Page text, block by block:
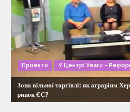
Проекти У Центрі Уваги -
Зона вільної торгівлі: як аграріям
ринок ЄС?